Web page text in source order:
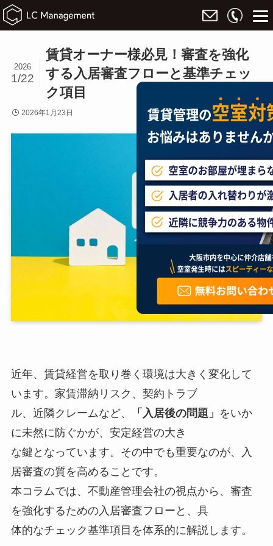
賃貸オーナー様必見！審査を強化
する入居審査フローと基準チェッ
ク項目
2026
1/22
2026年1月23日
近年、賃貸経営を取り巻く環境は大きく変化して
います。家賃滞納リスク、契約トラブ
ル、近隣クレームなど、
「入居後の問題」 をいか
に未然に防ぐかが、安定経営の大き
な鍵となっています。その中でも重要なのが、入
居審査の質を高めることです。
本コラムでは、不動産管理会社の視点から、審査
を強化するための入居審査フローと、具
体的なチェック基準項目を体系的に解説します。